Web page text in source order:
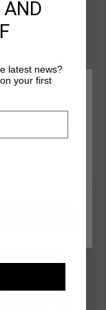
Elastan und
auf der
SPRACHE
latest news?
your first